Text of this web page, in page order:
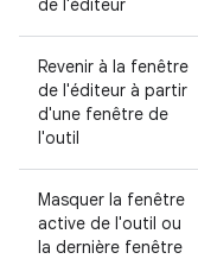
de l'éditeur
Revenir à la fenêtre
de l'éditeur à partir
d'une fenêtre de
l'outil
Masquer la fenêtre
active de l'outil ou
la dernière fenêtre